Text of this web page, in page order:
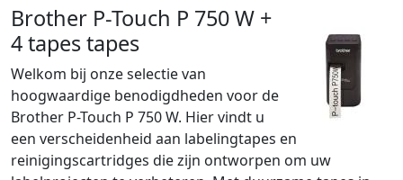
Brother P-Touch P 750 W +
4 tapes tapes
Welkom bij onze selectie van
hoogwaardige benodigdheden voor de
Brother P-Touch P 750 W. Hier vindt u
een verscheidenheid aan labelingtapes en
reinigingscartridges die zijn ontworpen om uw